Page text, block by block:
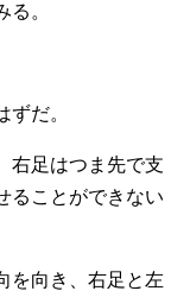
。
だ。
右足はつま先で支
ることができない
を向き、右足と左